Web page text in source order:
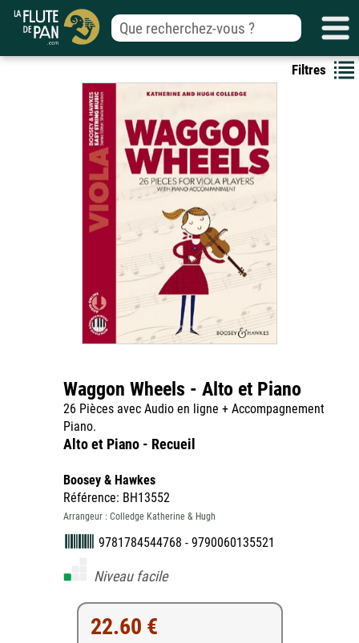
Filtres
Waggon Wheels - Alto et Piano
26 Pièces avec Audio en ligne + Accompagnement
Piano.
Alto et Piano - Recueil
Boosey & Hawkes
Référence: BH13552
Arrangeur : Colledge Katherine & Hugh
9781784544768 - 9790060135521
Niveau facile
22.60 €